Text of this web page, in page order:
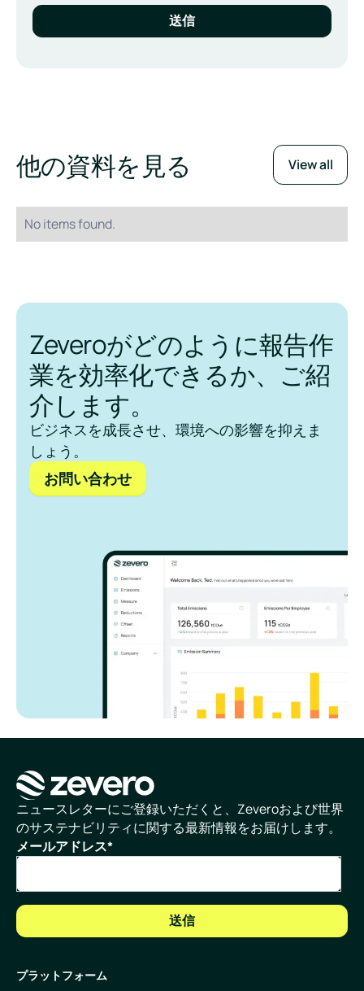
他の資料を見る View all
No items found.
Zeveroがどのように報告作
業を効率化できるか、ご紹
介します。
ビジネスを成長させ、環境への影響を抑えま
しょう。
お問い合わせ
ホームページ
ニュースレターにご登録いただくと、Zeveroおよび世界
のサステナビリティに関する最新情報をお届けします。
メールアドレス*
プラットフォーム